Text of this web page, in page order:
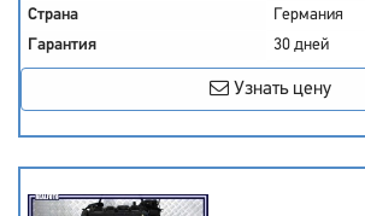
Страна
Германия
Гарантия
30 дней
Узнать цену